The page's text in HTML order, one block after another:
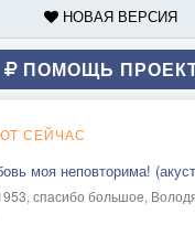
НОВАЯ ВЕРСИЯ
ПОМОЩЬ
СЕЙЧАС
моя неповторима!
спасибо большое,